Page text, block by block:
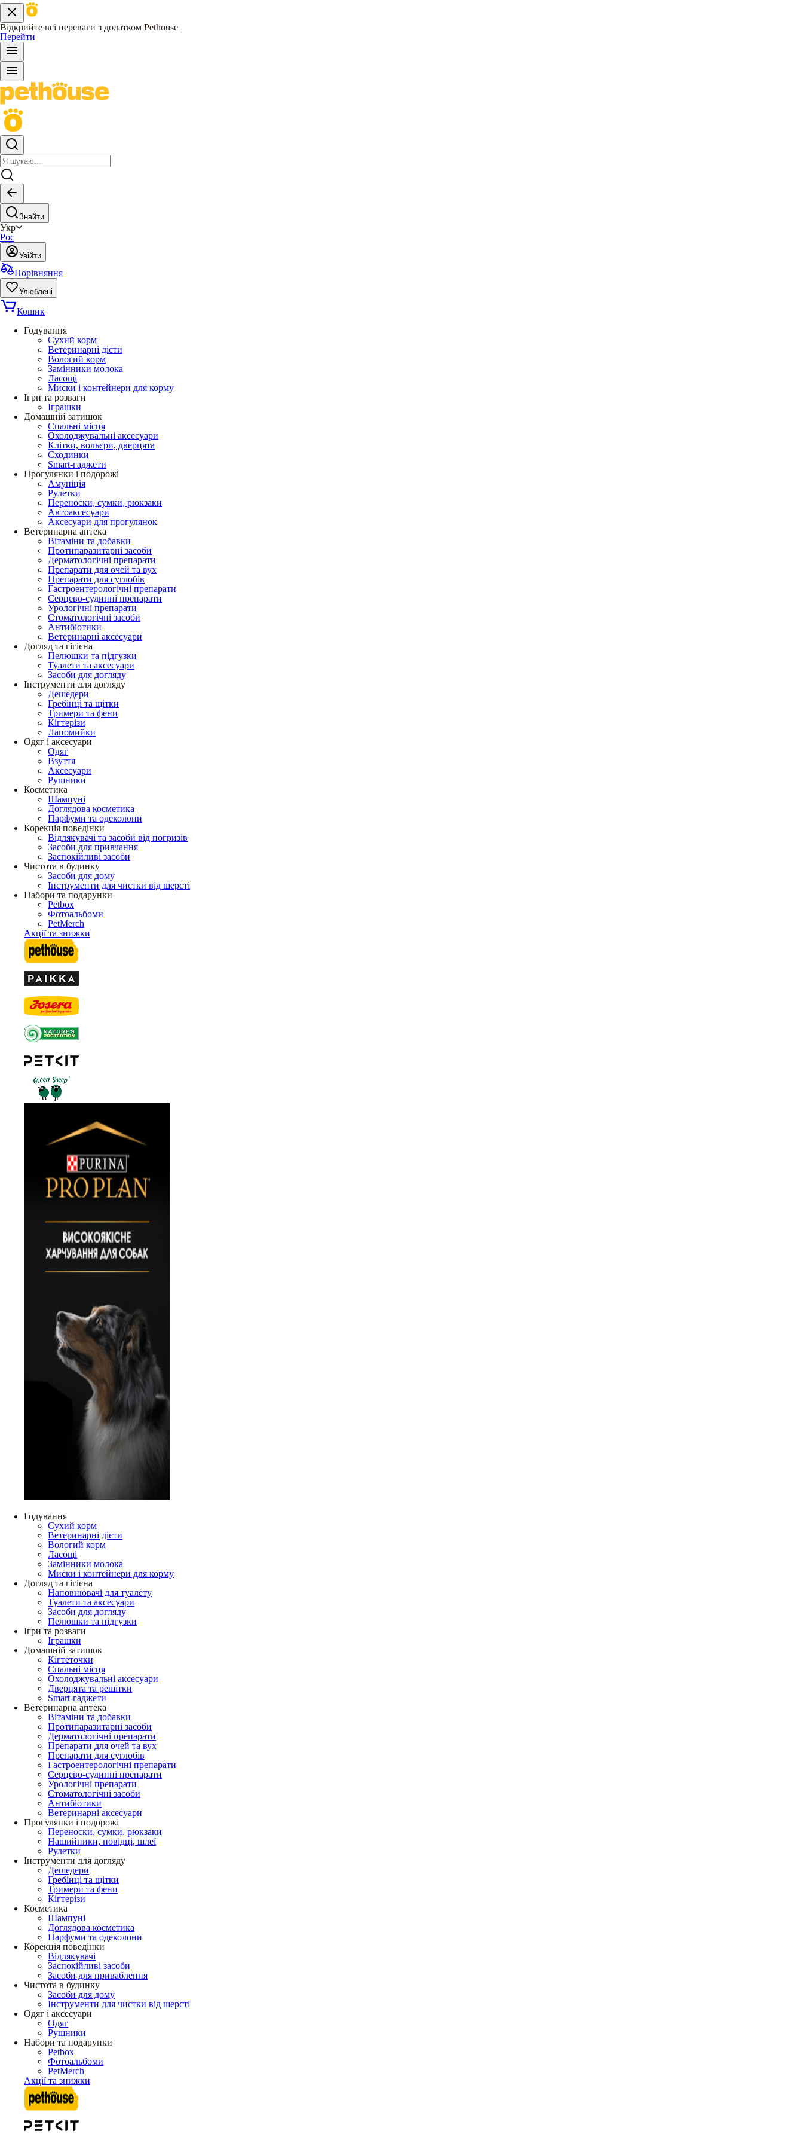
Відкрийте всі переваги з додатком Pethouse
Перейти
Знайти
Укр
Рос
Увійти
Порівняння
Улюблені
Кошик
Годування
Сухий корм
Ветеринарні дієти
Вологий корм
Замінники молока
Ласощі
Миски і контейнери для корму
Ігри та розваги
Іграшки
Домашній затишок
Спальні місця
Охолоджувальні аксесуари
Клітки, вольєри, дверцята
Сходинки
Smart-гаджети
Прогулянки і подорожі
Амуніція
Рулетки
Переноски, сумки, рюкзаки
Автоаксесуари
Аксесуари для прогулянок
Ветеринарна аптека
Вітаміни та добавки
Протипаразитарні засоби
Дерматологічні препарати
Препарати для очей та вух
Препарати для суглобів
Гастроентерологічні препарати
Серцево-судинні препарати
Урологічні препарати
Стоматологічні засоби
Антибіотики
Ветеринарні аксесуари
Догляд та гігієна
Пелюшки та підгузки
Туалети та аксесуари
Засоби для догляду
Інструменти для догляду
Дешедери
Гребінці та щітки
Тримери та фени
Кігтерізи
Лапомийки
Одяг і аксесуари
Одяг
Взуття
Аксесуари
Рушники
Косметика
Шампуні
Доглядова косметика
Парфуми та одеколони
Корекція поведінки
Відлякувачі та засоби від погризів
Засоби для привчання
Заспокійливі засоби
Чистота в будинку
Засоби для дому
Інструменти для чистки від шерсті
Набори та подарунки
Petbox
Фотоальбоми
PetMerch
Акції та знижки
Годування
Сухий корм
Ветеринарні дієти
Вологий корм
Ласощі
Замінники молока
Миски і контейнери для корму
Догляд та гігієна
Наповнювачі для туалету
Туалети та аксесуари
Засоби для догляду
Пелюшки та підгузки
Ігри та розваги
Іграшки
Домашній затишок
Кігтеточки
Спальні місця
Охолоджувальні аксесуари
Дверцята та решітки
Smart-гаджети
Ветеринарна аптека
Вітаміни та добавки
Протипаразитарні засоби
Дерматологічні препарати
Препарати для очей та вух
Препарати для суглобів
Гастроентерологічні препарати
Серцево-судинні препарати
Урологічні препарати
Стоматологічні засоби
Антибіотики
Ветеринарні аксесуари
Прогулянки і подорожі
Переноски, сумки, рюкзаки
Нашийники, повідці, шлеї
Рулетки
Інструменти для догляду
Дешедери
Гребінці та щітки
Тримери та фени
Кігтерізи
Косметика
Шампуні
Доглядова косметика
Парфуми та одеколони
Корекція поведінки
Відлякувачі
Заспокійливі засоби
Засоби для приваблення
Чистота в будинку
Засоби для дому
Інструменти для чистки від шерсті
Одяг і аксесуари
Одяг
Рушники
Набори та подарунки
Petbox
Фотоальбоми
PetMerch
Акції та знижки